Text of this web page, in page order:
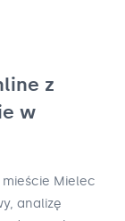
z
w
Mielec
analizę